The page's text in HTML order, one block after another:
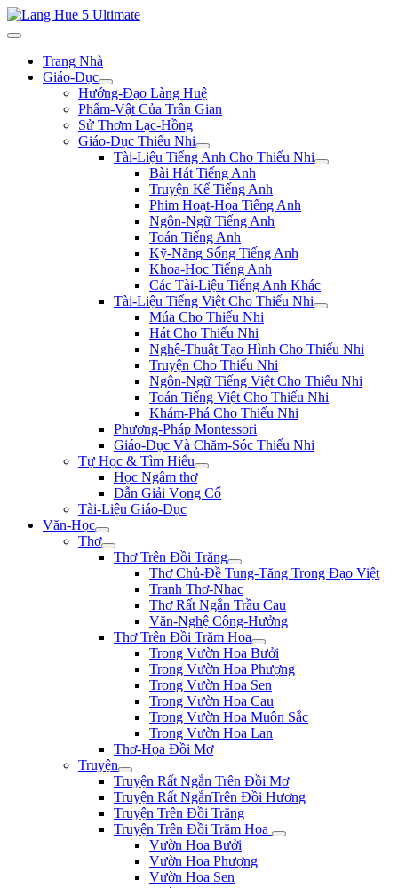
Trang Nhà
Giáo-Dục
Hướng-Đạo Làng Huệ
Phẩm-Vật Của Trân Gian
Sử Thơm Lạc-Hồng
Giáo-Dục Thiếu Nhi
Tài-Liệu Tiếng Anh Cho Thiếu Nhi
Bài Hát Tiếng Anh
Truyện Kể Tiếng Anh
Phim Hoạt-Họa Tiếng Anh
Ngôn-Ngữ Tiếng Anh
Toán Tiếng Anh
Kỹ-Năng Sống Tiếng Anh
Khoa-Học Tiếng Anh
Các Tài-Liệu Tiếng Anh Khác
Tài-Liệu Tiếng Việt Cho Thiếu Nhi
Múa Cho Thiếu Nhi
Hát Cho Thiếu Nhi
Nghệ-Thuật Tạo Hình Cho Thiếu Nhi
Truyện Cho Thiếu Nhi
Ngôn-Ngữ Tiếng Việt Cho Thiếu Nhi
Toán Tiếng Việt Cho Thiếu Nhi
Khám-Phá Cho Thiếu Nhi
Phương-Pháp Montessori
Giáo-Dục Và Chăm-Sóc Thiếu Nhi
Tự Học & Tìm Hiểu
Học Ngâm thơ
Dẫn Giải Vọng Cổ
Tài-Liệu Giáo-Dục
Văn-Học
Thơ
Thơ Trên Đồi Trăng
Thơ Chủ-Đề Tung-Tăng Trong Đạo Việt
Tranh Thơ-Nhac
Thơ Rất Ngắn Trầu Cau
Văn-Nghệ Cộng-Hưởng
Thơ Trên Đồi Trăm Hoa
Trong Vườn Hoa Bưởi
Trong Vườn Hoa Phượng
Trong Vườn Hoa Sen
Trong Vườn Hoa Cau
Trong Vườn Hoa Muôn Sắc
Trong Vườn Hoa Lan
Thơ-Họa Đồi Mơ
Truyện
Truyện Rất Ngắn Trên Đồi Mơ
Truyện Rất NgắnTrên Đồi Hương
Truyện Trên Đồi Trăng
Truyện Trên Đồi Trăm Hoa
Vườn Hoa Bưởi
Vườn Hoa Phượng
Vườn Hoa Sen